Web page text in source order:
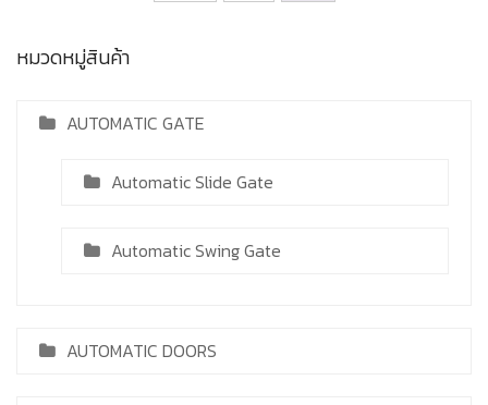
หมวดหมู่สินค้า
AUTOMATIC GATE
Automatic Slide Gate
Automatic Swing Gate
AUTOMATIC DOORS